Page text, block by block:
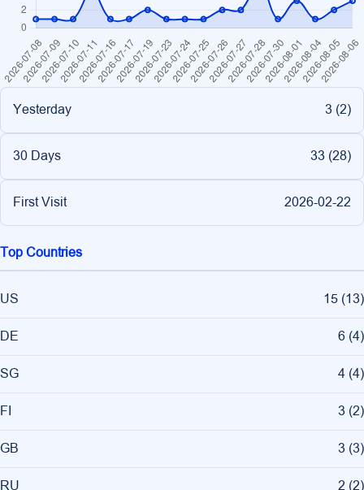
Yesterday 3 (2)
30 Days 33 (28)
First Visit 2026-02-22
Top Countries
US 15 (13)
DE 6 (4)
SG 4 (4)
FI 3 (2)
GB 3 (3)
RU 2 (2)